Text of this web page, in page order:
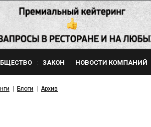
ЗАКОН НОВОСТИ КОМПАНИЙ
Блоги Архив